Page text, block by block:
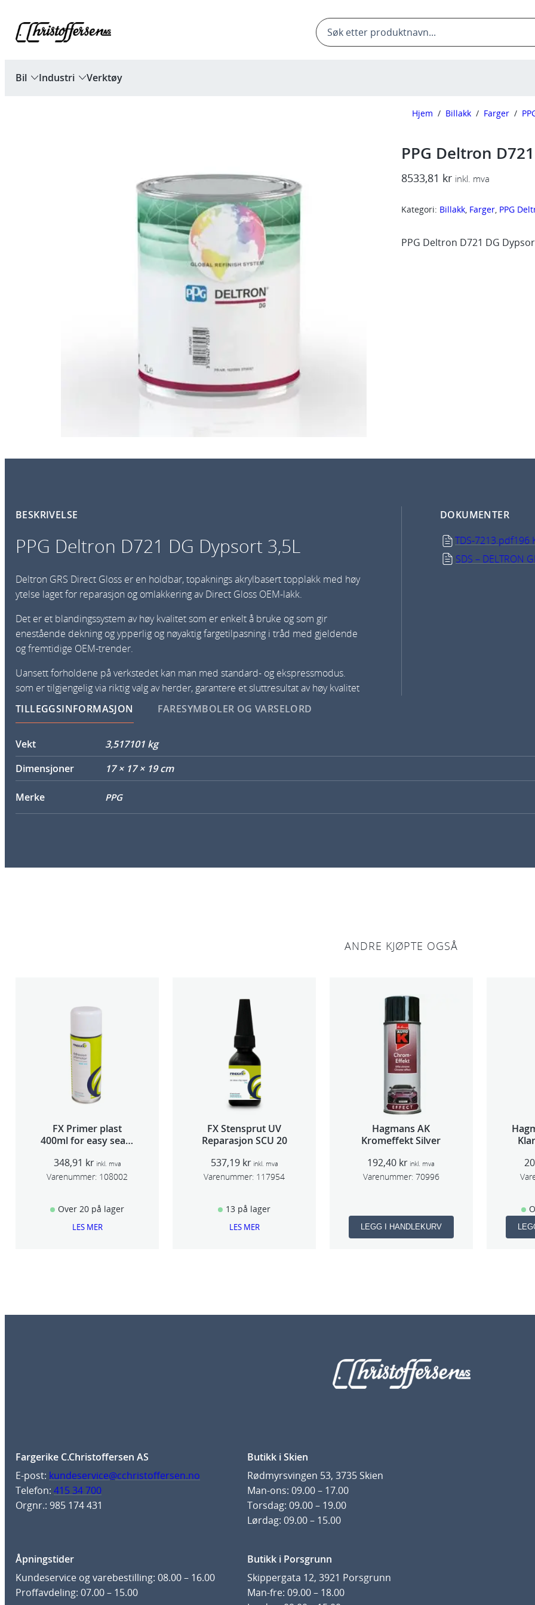
innhold
Products
search
Bil Industri Verktøy
Hjem / Billakk / Farger /
PPG Deltron
8533,81 kr inkl. mva
Kategori: Billakk, Farger, PPG
PPG Deltron D721 DG
BESKRIVELSE
PPG Deltron D721 DG Dypsort 3,5L
Deltron GRS Direct Gloss er en holdbar, topaknings akrylbasert topplakk med høy
ytelse laget for reparasjon og omlakkering av Direct Gloss OEM-lakk.
Det er et blandingssystem av høy kvalitet som er enkelt å bruke og som gir
enestående dekning og ypperlig og nøyaktig fargetilpasning i tråd med gjeldende
og fremtidige OEM-trender.
Uansett forholdene på verkstedet kan man med standard- og ekspressmodus.
som er tilgjengelig via riktig valg av herder, garantere et sluttresultat av høy kvalitet
DOKUMENTER
TDS-7213.pdf196
SDS – DELTRON
TILLEGGSINFORMASJON FARESYMBOLER OG VARSELORD
Vekt
3,517101 kg
Dimensjoner
17 × 17 × 19 cm
Merke PPG
ANDRE KJØPTE OGSÅ
FX Primer plast
400ml for easy seam
348,91 kr inkl. mva
Varenummer: 108002
Over 20 på lager
LES MER
FX Stensprut UV
Reparasjon SCU 20
537,19 kr inkl. mva
Varenummer: 117954
13 på lager
LES MER
Hagmans AK
Kromeffekt Silver
192,40 kr inkl. mva
Varenummer: 70996
LEGG I HANDLEKURV
Fargerike C.Christoffersen AS
E-post: kundeservice@cchristoffersen.no
Telefon: 415 34 700
Orgnr.: 985 174 431
Butikk i Skien
Rødmyrsvingen 53, 3735 Skien
Man-ons: 09.00 – 17.00
Torsdag: 09.00 – 19.00
Lørdag: 09.00 – 15.00
Åpningstider
Kundeservice og varebestilling: 08.00 – 16.00
Proffavdeling: 07.00 – 15.00
Butikk i Porsgrunn
Skippergata 12, 3921 Porsgrunn
Man-fre: 09.00 – 18.00